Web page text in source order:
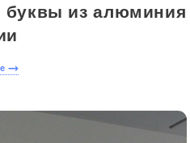
из алюминия